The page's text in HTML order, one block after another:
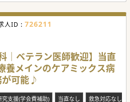
人ID : 726211
｜ベテラン医師歓迎】当直
養メインのケアミックス病
が可能♪
究支援(学会費補助) 当直なし 救急対応なし